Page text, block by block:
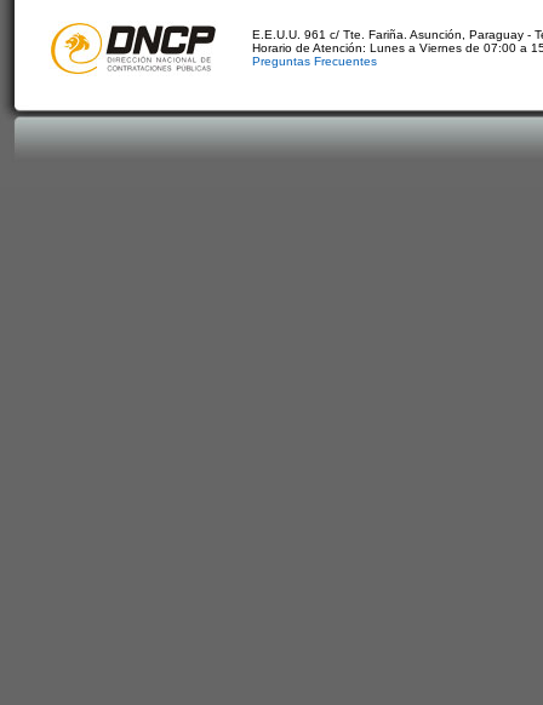
E.E.U.U. 961 c/ Tte. Fariña. Asunción, Paraguay -
Horario de Atención: Lunes a Viernes de 07:00 a
Preguntas Frecuentes